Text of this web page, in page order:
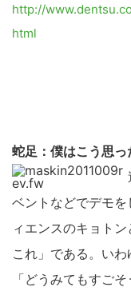
http://
html
蛇足：僕はこう思っ
ベントなどでデモ
ィエンスのキョト
これ」である。い
「どうみてもすご